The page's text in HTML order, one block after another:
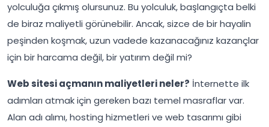
yolculuğa çıkmış olursunuz. Bu yolculuk, başlangıçta belki
de biraz maliyetli görünebilir. Ancak, sizce de bir hayalin
peşinden koşmak, uzun vadede kazanacağınız kazançlar
için bir harcama değil, bir yatırım değil mi?
Web sitesi açmanın maliyetleri neler? İnternette ilk
adımları atmak için gereken bazı temel masraflar var.
Alan adı alımı, hosting hizmetleri ve web tasarımı gibi